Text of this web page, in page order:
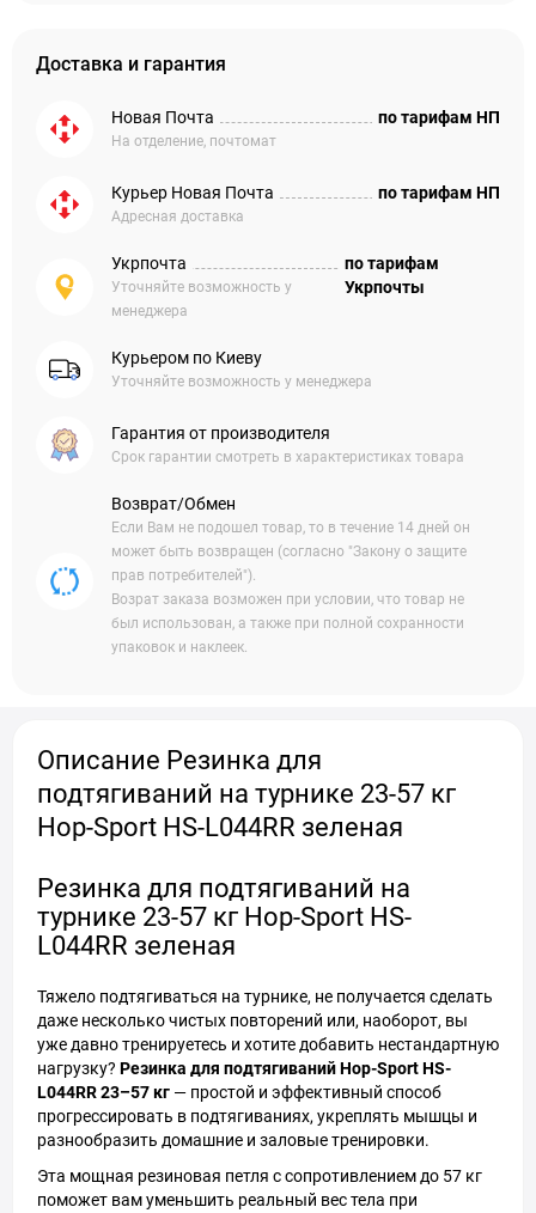
Доставка и гарантия
Новая Почта
На отделение, почтомат
по тарифам НП
Курьер Новая Почта
Адресная доставка
по тарифам НП
Укрпочта
Уточняйте возможность у
менеджера
по тарифам
Укрпочты
Курьером по Киеву
Уточняйте возможность у менеджера
Гарантия от производителя
Срок гарантии смотреть в характеристиках товара
Возврат/Обмен
Если Вам не подошел товар, то в течение 14 дней он
может быть возвращен (согласно "Закону о защите
прав потребителей").
Возрат заказа возможен при условии, что товар не
был использован, а также при полной сохранности
упаковок и наклеек.
Описание Резинка для
подтягиваний на турнике 23-57 кг
Hop-Sport HS-L044RR зеленая
Резинка для подтягиваний на
турнике 23-57 кг Hop-Sport HS-
L044RR зеленая
Тяжело подтягиваться на турнике, не получается сделать
даже несколько чистых повторений или, наоборот, вы
уже давно тренируетесь и хотите добавить нестандартную
нагрузку? Резинка для подтягиваний Hop-Sport HS-
L044RR 23–57 кг — простой и эффективный способ
прогрессировать в подтягиваниях, укреплять мышцы и
разнообразить домашние и заловые тренировки.
Эта мощная резиновая петля с сопротивлением до 57 кг
поможет вам уменьшить реальный вес тела при